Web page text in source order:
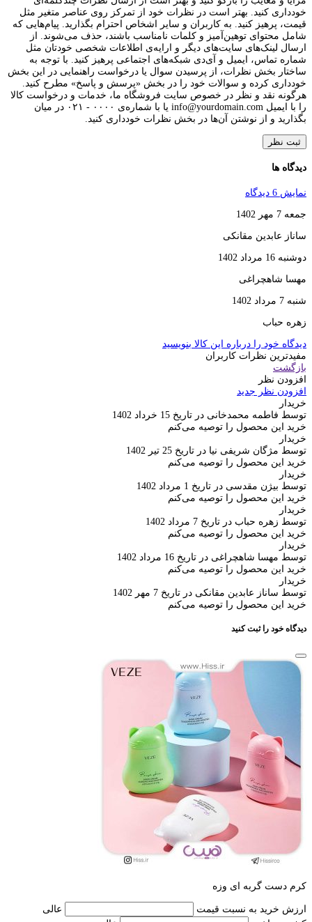
خودداری کنید. بهتر است در نظرات خود از تمرکز روی عناصر متغیر مثل
قیمت، پرهیز کنید. به کاربران و سایر اشخاص احترام بگذارید. پیام‌هایی که
شامل محتوای توهین‌آمیز و کلمات نامناسب باشند، حذف می‌شوند. از
ارسال لینک‌های سایت‌های دیگر و ارایه‌ی اطلاعات شخصی خودتان مثل
شماره تماس، ایمیل و آی‌دی شبکه‌های اجتماعی پرهیز کنید. با توجه به
ساختار بخش نظرات، از پرسیدن سوال یا درخواست راهنمایی در این بخش
خودداری کرده و سوالات خود را در بخش «پرسش و پاسخ» مطرح کنید.
هرگونه نقد و نظر در خصوص سایت فروشگاه ما، خدمات و درخواست کالا
را با ایمیل info@yourdomain.com یا با شماره‌ی ۰۰۰۰ - ۰۲۱ در میان
بگذارید و از نوشتن آن‌ها در بخش نظرات خودداری کنید.
ثبت نظر
دیدگاه ها
نمایش 6 دیدگاه
جمعه 7 مهر 1402
ساناز عابدین مقانکی
دوشنبه 16 مرداد 1402
مهسا شاهچراغی
شنبه 7 مرداد 1402
زهره حباب
دیدگاه خود را درباره این کالا بنویسید
مفیدترین نظرات کاربران
بازگشت
افزودن نظر
افزودن نظر جدید
خریدار
توسط فاطمه محمدخانی در تاریخ 15 خرداد 1402
خرید این محصول را توصیه می‌کنم
خریدار
توسط مژگان شریفی نیا در تاریخ 25 تیر 1402
خرید این محصول را توصیه می‌کنم
خریدار
توسط بیژن مقدسی در تاریخ 1 مرداد 1402
خرید این محصول را توصیه می‌کنم
خریدار
توسط زهره حباب در تاریخ 7 مرداد 1402
خرید این محصول را توصیه می‌کنم
خریدار
توسط مهسا شاهچراغی در تاریخ 16 مرداد 1402
خرید این محصول را توصیه می‌کنم
خریدار
توسط ساناز عابدین مقانکی در تاریخ 7 مهر 1402
خرید این محصول را توصیه می‌کنم
دیدگاه خود را ثبت کنید
کرم دست گربه ای وزه
ارزش خرید به نسبت قیمت
عالی